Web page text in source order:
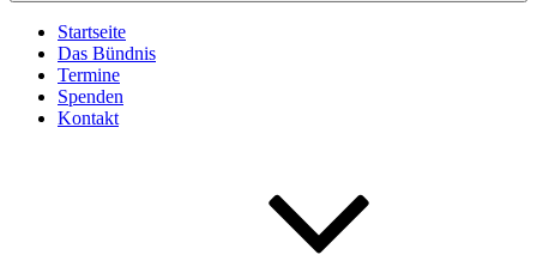
Startseite
Das Bündnis
Termine
Spenden
Kontakt